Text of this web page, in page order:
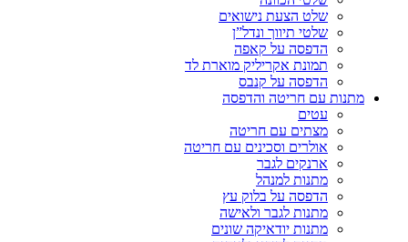
שלט הצעת נישואים
שלטי תיווך ונדל”ן
הדפסה על קאפה
תמונת אקריליק מוארת לד
הדפסה על קנבס
מתנות עם חריטה והדפסה
עטים
מצתים עם חריטה
אולרים וסכינים עם חריטה
ארנקים לגבר
מתנות למנהל
הדפסה על בלוק עץ
מתנות לגבר ולאישה
מתנות יודאיקה שונים